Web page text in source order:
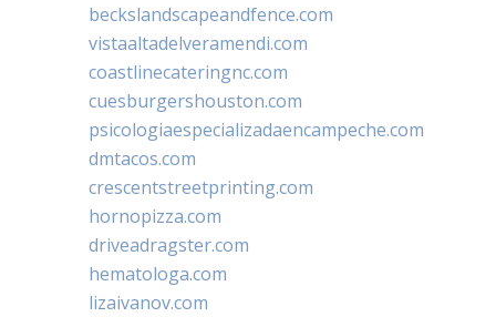
beckslandscapeandfence.com
vistaaltadelveramendi.com
coastlinecateringnc.com
cuesburgershouston.com
psicologiaespecializadaencampeche.com
dmtacos.com
crescentstreetprinting.com
hornopizza.com
driveadragster.com
hematologa.com
lizaivanov.com